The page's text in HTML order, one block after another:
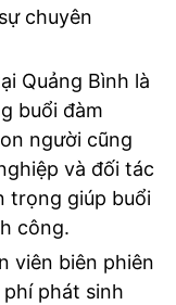
chuyên
Quảng Bình là
buổi đàm
người cũng
và đối tác
trọng giúp buổi
công.
viên biên phiên
phát sinh